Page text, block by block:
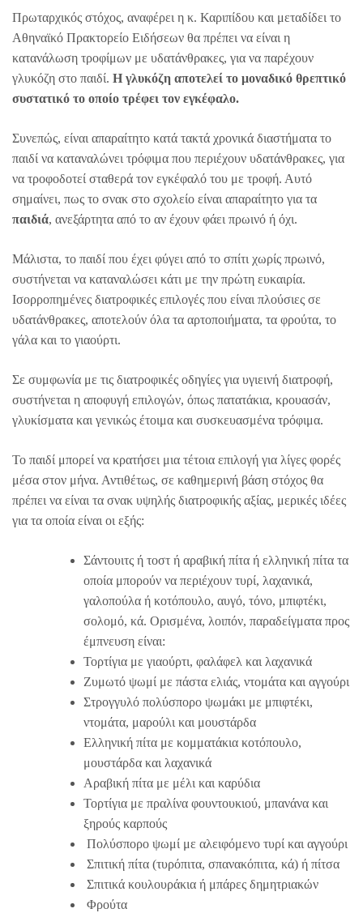
Πρωταρχικός στόχος, αναφέρει η κ. Καριπίδου και μεταδίδει το
Αθηναϊκό Πρακτορείο Ειδήσεων θα πρέπει να είναι η
κατανάλωση τροφίμων με υδατάνθρακες, για να παρέχουν
γλυκόζη στο παιδί. Η γλυκόζη αποτελεί το μοναδικό θρεπτικό
συστατικό το οποίο τρέφει τον εγκέφαλο.
Συνεπώς, είναι απαραίτητο κατά τακτά χρονικά διαστήματα το
παιδί να καταναλώνει τρόφιμα που περιέχουν υδατάνθρακες, για
να τροφοδοτεί σταθερά τον εγκέφαλό του με τροφή. Αυτό
σημαίνει, πως το σνακ στο σχολείο είναι απαραίτητο για τα
παιδιά, ανεξάρτητα από το αν έχουν φάει πρωινό ή όχι.
Μάλιστα, το παιδί που έχει φύγει από το σπίτι χωρίς πρωινό,
συστήνεται να καταναλώσει κάτι με την πρώτη ευκαιρία.
Ισορροπημένες διατροφικές επιλογές που είναι πλούσιες σε
υδατάνθρακες, αποτελούν όλα τα αρτοποιήματα, τα φρούτα, το
γάλα και το γιαούρτι.
Σε συμφωνία με τις διατροφικές οδηγίες για υγιεινή διατροφή,
συστήνεται η αποφυγή επιλογών, όπως πατατάκια, κρουασάν,
γλυκίσματα και γενικώς έτοιμα και συσκευασμένα τρόφιμα.
Το παιδί μπορεί να κρατήσει μια τέτοια επιλογή για λίγες φορές
μέσα στον μήνα. Αντιθέτως, σε καθημερινή βάση στόχος θα
πρέπει να είναι τα σνακ υψηλής διατροφικής αξίας, μερικές ιδέες
για τα οποία είναι οι εξής:
Σάντουιτς ή τοστ ή αραβική πίτα ή ελληνική πίτα τα
οποία μπορούν να περιέχουν τυρί, λαχανικά,
γαλοπούλα ή κοτόπουλο, αυγό, τόνο, μπιφτέκι,
σολομό, κά. Ορισμένα, λοιπόν, παραδείγματα προς
έμπνευση είναι:
Τορτίγια με γιαούρτι, φαλάφελ και λαχανικά
Ζυμωτό ψωμί με πάστα ελιάς, ντομάτα και αγγούρι
Στρογγυλό πολύσπορο ψωμάκι με μπιφτέκι,
ντομάτα, μαρούλι και μουστάρδα
Ελληνική πίτα με κομματάκια κοτόπουλο,
μουστάρδα και λαχανικά
Αραβική πίτα με μέλι και καρύδια
Τορτίγια με πραλίνα φουντουκιού, μπανάνα και
ξηρούς καρπούς
Πολύσπορο ψωμί με αλειφόμενο τυρί και αγγούρι
Σπιτική πίτα (τυρόπιτα, σπανακόπιτα, κά) ή πίτσα
Σπιτικά κουλουράκια ή μπάρες δημητριακών
Φρούτα